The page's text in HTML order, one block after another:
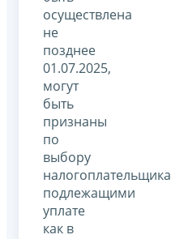
осуществлена
не
позднее
01.07.2025,
могут
быть
признаны
по
выбору
налогоплательщика
подлежащими
уплате
как в